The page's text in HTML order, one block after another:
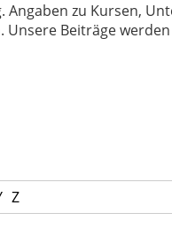
Angaben zu Kursen,
Beiträge
Z